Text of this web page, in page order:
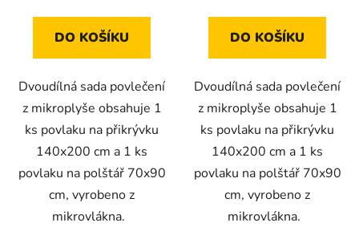
DO KOŠÍKU
Dvoudílná sada povlečení
z mikroplyše obsahuje 1
ks povlaku na přikrývku
140x200 cm a 1 ks
povlaku na polštář 70x90
cm, vyrobeno z
mikrovlákna.
DO KOŠÍKU
Dvoudílná sada povlečení
z mikroplyše obsahuje 1
ks povlaku na přikrývku
140x200 cm a 1 ks
povlaku na polštář 70x90
cm, vyrobeno z
mikrovlákna.